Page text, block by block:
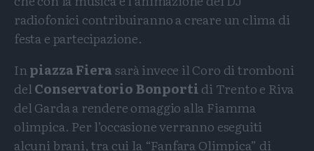
radiofonici contribuiranno a creare un clima di
festa e partecipazione.
Inpiazza Fierasarà invece il Coro di tromboni
delConservatorio Bonportidi Trento e Riva
del Garda a rendere omaggio alla Fiamma
olimpica. Per l’occasione verranno eseguiti
alcuni brani, tra cui la “Fanfara Olimpica” di